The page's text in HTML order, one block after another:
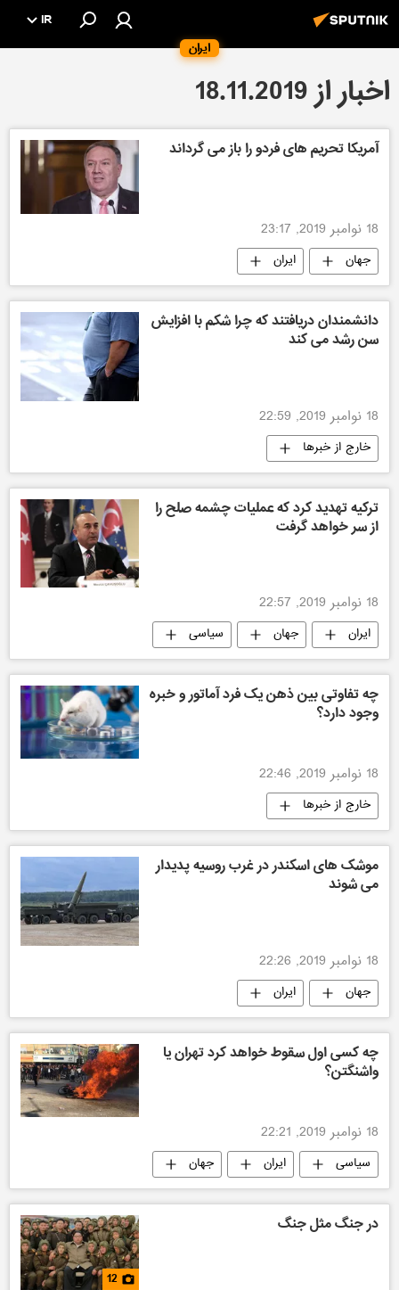
ایران
IR
اخبار از 18.11.2019
آمریکا تحریم های فردو را باز می گرداند
18 نوامبر 2019, 23:17
جهان ایران
دانشمندان دریافتند که چرا شکم با افزایش
سن رشد می کند
18 نوامبر 2019, 22:59
خارج از خبرها
ترکیه تهدید کرد که عملیات چشمه صلح را
از سر خواهد گرفت
18 نوامبر 2019, 22:57
ایران جهان سیاسی
چه تفاوتی بین ذهن یک فرد آماتور و خبره
وجود دارد؟
18 نوامبر 2019, 22:46
خارج از خبرها
موشک های اسکندر در غرب روسیه پدیدار
می شوند
18 نوامبر 2019, 22:26
جهان ایران
چه کسی اول سقوط خواهد کرد تهران یا
واشنگتن؟
18 نوامبر 2019, 22:21
سیاسی ایران جهان
در جنگ مثل جنگ
12